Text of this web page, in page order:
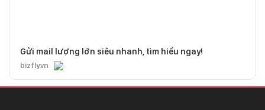
Gửi mail lượng lớn siêu nhanh, tìm hiểu ngay!
bizfly.vn